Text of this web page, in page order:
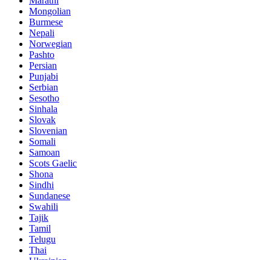
Mongolian
Burmese
Nepali
Norwegian
Pashto
Persian
Punjabi
Serbian
Sesotho
Sinhala
Slovak
Slovenian
Somali
Samoan
Scots Gaelic
Shona
Sindhi
Sundanese
Swahili
Tajik
Tamil
Telugu
Thai